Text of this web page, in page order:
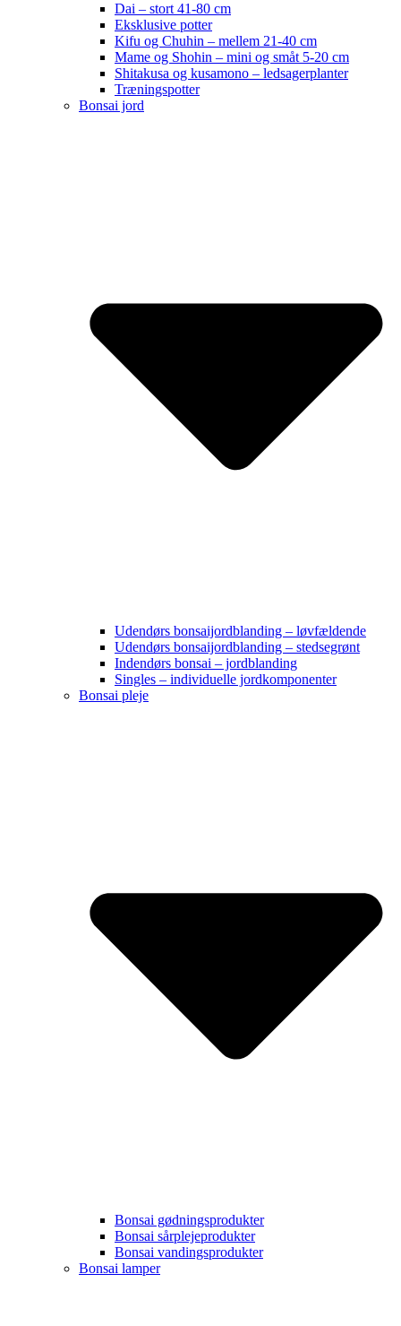
Dai – stort 41-80 cm
Eksklusive potter
Kifu og Chuhin – mellem 21-40 cm
Mame og Shohin – mini og småt 5-20 cm
Shitakusa og kusamono – ledsagerplanter
Træningspotter
Bonsai jord
Udendørs bonsaijordblanding – løvfældende
Udendørs bonsaijordblanding – stedsegrønt
Indendørs bonsai – jordblanding
Singles – individuelle jordkomponenter
Bonsai pleje
Bonsai gødningsprodukter
Bonsai sårplejeprodukter
Bonsai vandingsprodukter
Bonsai lamper